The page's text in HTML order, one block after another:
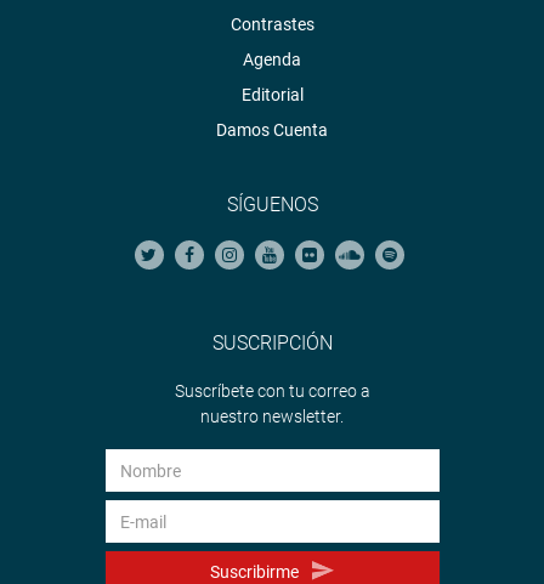
Contrastes
Agenda
Editorial
Damos Cuenta
SÍGUENOS
SUSCRIPCIÓN
Suscríbete con tu correo a
nuestro newsletter.
Suscribirme